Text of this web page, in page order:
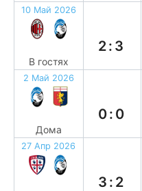
10 Май 2026
В гостях
2:3
2 Май 2026
Дома
0:0
27 Апр 2026
3:2